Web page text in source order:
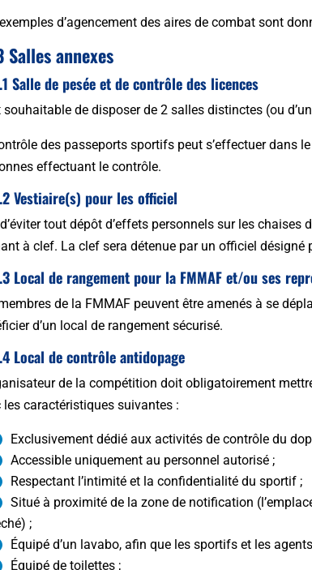
d’agencement des aires de combat sont
Salles annexes
Salle de pesée et de contrôle des licences
souhaitable de disposer de 2 salles distinctes (ou
des passeports sportifs peut s’effectuer dans
effectuant le contrôle.
Vestiaire(s) pour les officiel
tout dépôt d’effets personnels sur les
à clef. La clef sera détenue par un officiel désigné
Local de rangement pour la FMMAF et/ou ses
de la FMMAF peuvent être amenés à se
d’un local de rangement sécurisé.
Local de contrôle antidopage
de la compétition doit obligatoirement
les caractéristiques suivantes :
Exclusivement dédié aux activités de contrôle du
Accessible uniquement au personnel autorisé ;
Respectant l’intimité et la confidentialité du sportif ;
Situé à proximité de la zone de notification
;
Équipé d’un lavabo, afin que les sportifs et les
Équipé de toilettes ;